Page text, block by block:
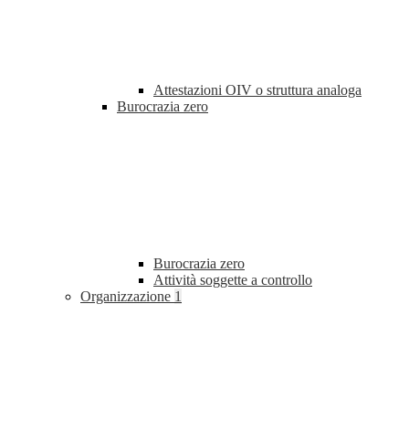
Attestazioni OIV o struttura analoga
Burocrazia zero
Burocrazia zero
Attività soggette a controllo
Organizzazione 1